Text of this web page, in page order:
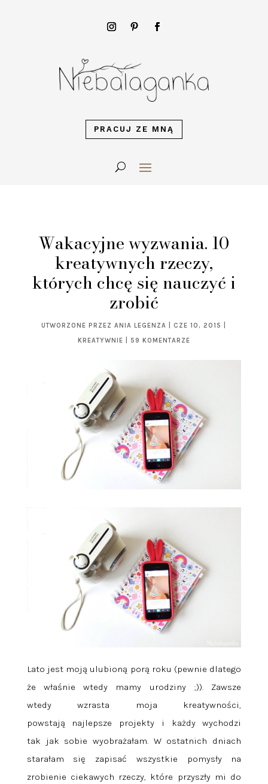
PRACUJ ZE MNĄ
Wakacyjne wyzwania. 10
kreatywnych rzeczy,
których chcę się nauczyć i
zrobić
UTWORZONE PRZEZANIA LEGENZA CZE 10, 2015
KREATYWNIE
59 KOMENTARZE
Lato jest moją ulubioną porą roku (pewnie dlatego
że właśnie wtedy mamy urodziny ;)). Zawsze
wtedy wzrasta moja kreatywności,
powstają najlepsze projekty i każdy wychodzi
tak jak sobie wyobrażałam. W ostatnich dniach
starałam się zapisać wszystkie pomysły na
zrobienie ciekawych rzeczy, które przyszły mi do